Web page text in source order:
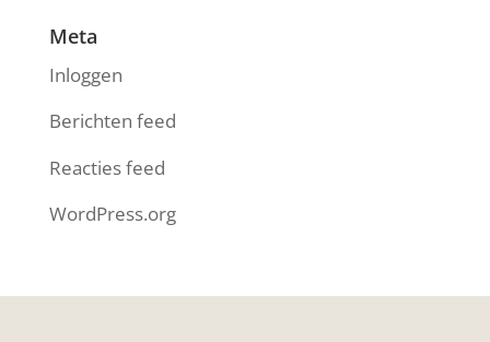
Meta
Inloggen
Berichten feed
Reacties feed
WordPress.org